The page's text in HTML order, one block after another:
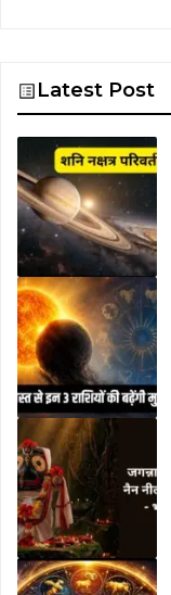
Latest Post